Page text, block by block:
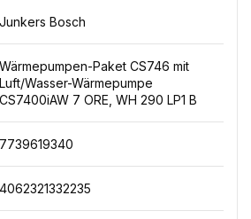
Junkers Bosch
Wärmepumpen-Paket CS746 mit
Luft/Wasser-Wärmepumpe
CS7400iAW 7 ORE, WH 290 LP1 B
7739619340
4062321332235